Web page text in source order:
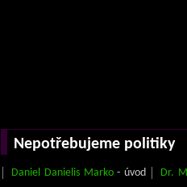
Nepotřebujeme politiky
Daniel Danielis Marko- úvod Dr.